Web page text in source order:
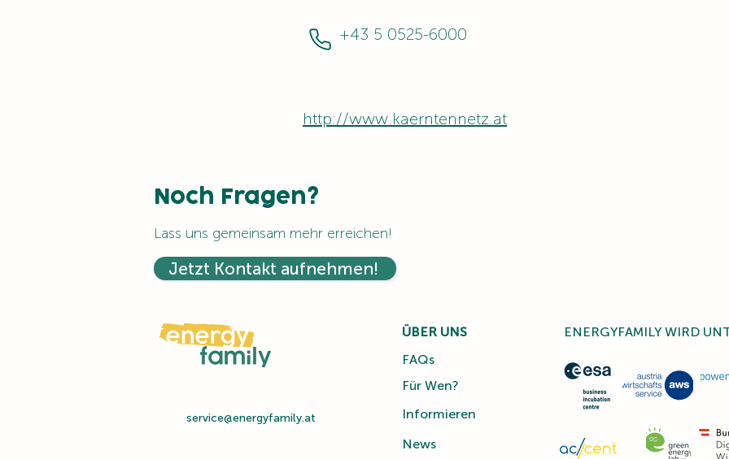
+43 5 0525-6000
http://www.kaerntennetz.at
Noch Fragen?
Lass uns gemeinsam mehr erreichen!
Jetzt Kontakt aufnehmen!
service@energyfamily.at
ÜBER UNS
ENERGYFAMILY WIRD
FAQs
Für Wen?
News
Informieren